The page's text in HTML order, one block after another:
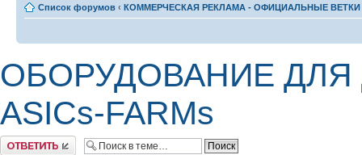
Список форумов ‹ КОММЕРЧЕСКАЯ РЕКЛАМА - ОФИЦИАЛЬНЫЕ
ОБОРУДОВАНИЕ
ASICs-FARMs
Комментировать